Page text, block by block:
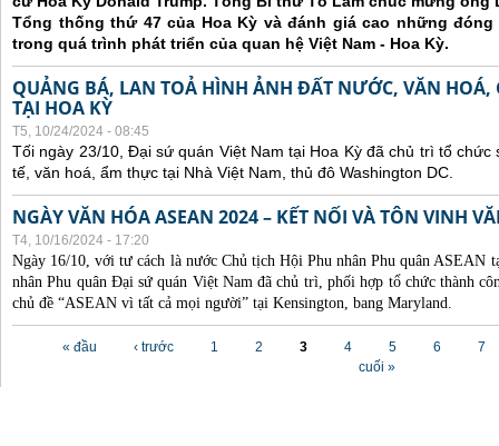
Tổng thống thứ 47 của Hoa Kỳ và đánh giá cao những
trong quá trình phát triển của quan hệ Việt Nam - Hoa Kỳ.
QUẢNG BÁ, LAN TOẢ HÌNH ẢNH ĐẤT NƯỚC, VĂN HOÁ,
TẠI HOA KỲ
T5, 10/24/2024 - 08:45
Tối ngày 23/10, Đại sứ quán Việt Nam tại Hoa Kỳ đã chủ trì tổ
tế, văn hoá, ẩm thực tại Nhà Việt Nam, thủ đô Washington DC.
NGÀY VĂN HÓA ASEAN 2024 – KẾT NỐI VÀ TÔN VINH
T4, 10/16/2024 - 17:20
Ngày 16/10, với tư cách là nước Chủ tịch Hội Phu nhân Phu quân ASEAN
nhân Phu quân Đại sứ quán Việt Nam đã chủ trì, phối hợp tổ chức thành
chủ đề “ASEAN vì tất cả mọi người” tại Kensington, bang Maryland.
« đầu ‹ trước 1 2 3 4 5 6
7
cuối »